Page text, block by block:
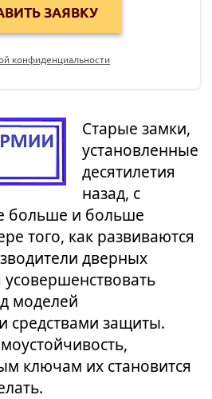
Старые замки,
установленные
десятилетия
назад, с
больше и больше
того, как развиваются
дверных
моделей
средствами защиты.
ключам их становится
конфиденциальности